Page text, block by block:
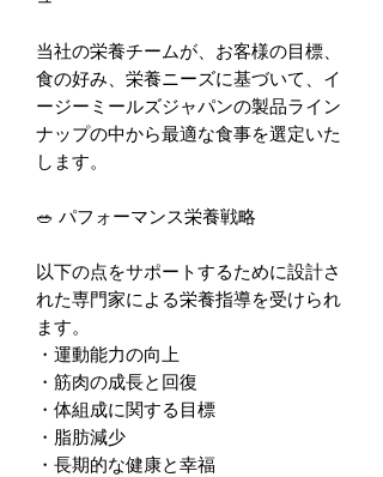
当社の栄養チームが、お客様の目標、
食の好み、栄養ニーズに基づいて、イ
ージーミールズジャパンの製品ライン
ナップの中から最適な食事を選定いた
します。
🥗 パフォーマンス栄養戦略
以下の点をサポートするために設計さ
れた専門家による栄養指導を受けられ
ます。
・運動能力の向上
・筋肉の成長と回復
・体組成に関する目標
・脂肪減少
・長期的な健康と幸福